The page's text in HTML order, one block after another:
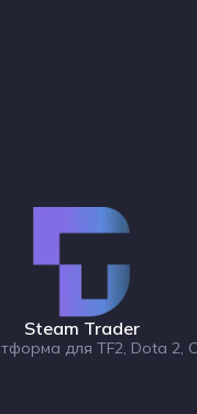
Steam Trader
для TF2, Dota 2,